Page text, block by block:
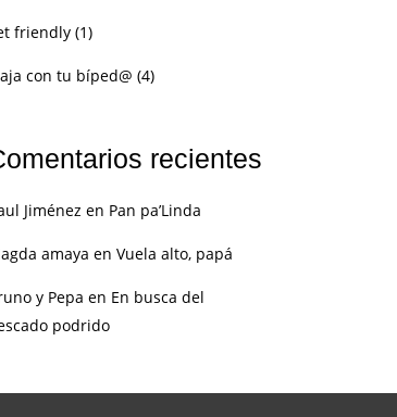
friendly (1)
con tu bíped@ (4)
recientes
Jiménez en Pan pa’Linda
amaya en Vuela alto, papá
y Pepa en En busca del
podrido